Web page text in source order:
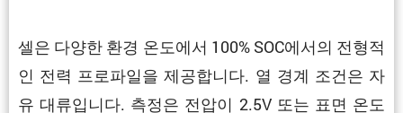
셀은 다양한 환경 온도에서 100% SOC에서의 전형적
인 전력 프로파일을 제공합니다. 열 경계 조건은 자
유 대류입니다. 측정은 전압이 2.5V 또는 표면 온도